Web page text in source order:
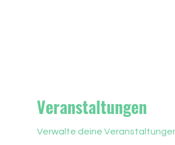
Veranstaltungen
Verwalte deine